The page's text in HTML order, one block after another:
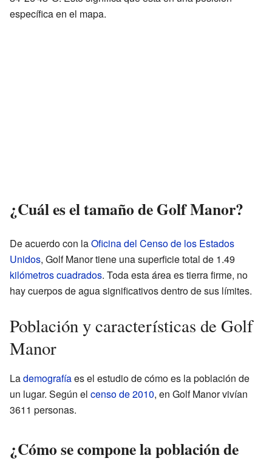
específica en el mapa.
¿Cuál es el tamaño de Golf Manor?
De acuerdo con laOficina del Censo de los Estados
Unidos, Golf Manor tiene una superficie total de 1.49
kilómetros cuadrados. Toda esta área es tierra firme, no
hay cuerpos de agua significativos dentro de sus límites.
Población y características de Golf
Manor
Lademografíaes el estudio de cómo es la población de
un lugar. Según el censo de 2010, en Golf Manor vivían
3611 personas.
¿Cómo se compone la población de